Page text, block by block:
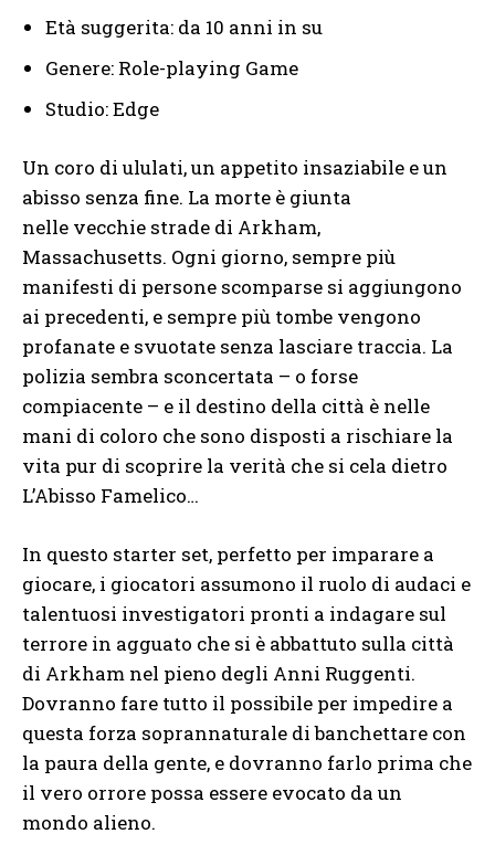
Età suggerita: da 10 anni in su
Genere: Role-playing Game
Studio: Edge
Un coro di ululati, un appetito insaziabile e un
abisso senza fine. La morte è giunta
nelle vecchie strade di Arkham,
Massachusetts. Ogni giorno, sempre più
manifesti di persone scomparse si aggiungono
ai precedenti, e sempre più tombe vengono
profanate e svuotate senza lasciare traccia. La
polizia sembra sconcertata – o forse
compiacente – e il destino della città è nelle
mani di coloro che sono disposti a rischiare la
vita pur di scoprire la verità che si cela dietro
L’Abisso Famelico…
In questo starter set, perfetto per imparare a
giocare, i giocatori assumono il ruolo di audaci e
talentuosi investigatori pronti a indagare sul
terrore in agguato che si è abbattuto sulla città
di Arkham nel pieno degli Anni Ruggenti.
Dovranno fare tutto il possibile per impedire a
questa forza soprannaturale di banchettare con
la paura della gente, e dovranno farlo prima che
il vero orrore possa essere evocato da un
mondo alieno.